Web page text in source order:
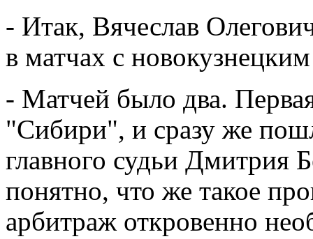
- Итак, Вячеслав
в матчах с
- Матчей было два.
"Сибири", и сразу же
главного судьи Дмитрия
понятно, что же такое
арбитраж откровенно